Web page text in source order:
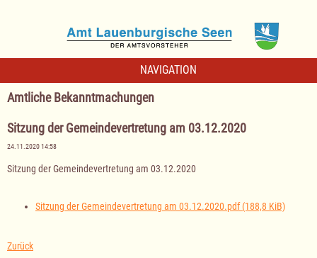
NAVIGATION
Amtliche Bekanntmachungen
Sitzung der Gemeindevertretung am 03.12.2020
24.11.2020 14:58
Sitzung der Gemeindevertretung am 03.12.2020
Sitzung der Gemeindevertretung am 03.12.2020.pdf(188,8 KiB)
Zurück